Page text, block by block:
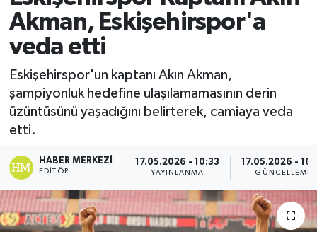
Akman, Eskişehirspor'a
veda etti
Eskişehirspor'un kaptanı Akın Akman,
şampiyonluk hedefine ulaşılamamasının derin
üzüntüsünü yaşadığını belirterek, camiaya veda
etti.
HABER MERKEZI
EDITÖR
17.05.2026 - 10:33
YAYINLANMA
17.05.2026 -
GÜNCELLEME
Süper Lig Puan Durumu ve Fikstür
Tüm Manşetler
Son Dakika Haberleri
Haber Arşivi